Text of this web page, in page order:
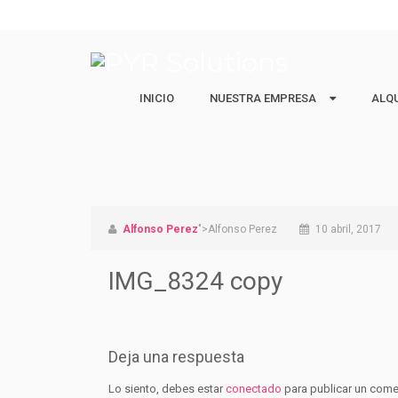
INICIO NUESTRA EMPRESA
NUESTRA EMPRESA
Alfonso Perez">Alfonso Perez 10 abril, 2017
IMG_8324 copy
Deja una respuesta
Lo siento, debes estarconectado para publicar un